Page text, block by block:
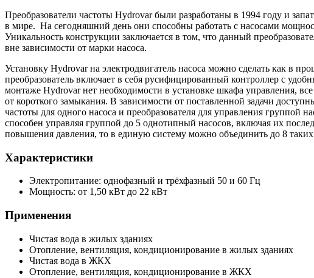
Преобразователи частоты Hydrovar были разработаны в 1994 году и
в мире. На сегодняшний день они способны работать с насосами
Уникальность конструкции заключается в том, что данный
вне зависимости от марки насоса.
Установку Hydrovar на электродвигатель насоса можно сделать как в
преобразователь включает в себя русифицированный контроллер с
монтаже Hydrovar нет необходимости в установке шкафа управления,
от короткого замыкания. В зависимости от поставленной задачи
частоты для одного насоса и преобразователя для управления группой
способен управляя группой до 5 однотипный насосов, включая их
повышения давления, то в единую систему можно объединить до 8 таких
Характеристики
Электропитание: однофазный и трёхфазный 50 и 60 Гц
Мощность: от 1,50 кВт до 22 кВт
Применения
Чистая вода в жилых зданиях
Отопление, вентиляция, кондиционирование в жилых зданиях
Чистая вода в ЖКХ
Отопление, вентиляция, кондиционирование в ЖКХ